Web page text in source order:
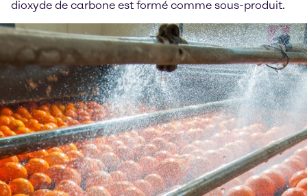
dioxyde de carbone est formé comme sous-produit.